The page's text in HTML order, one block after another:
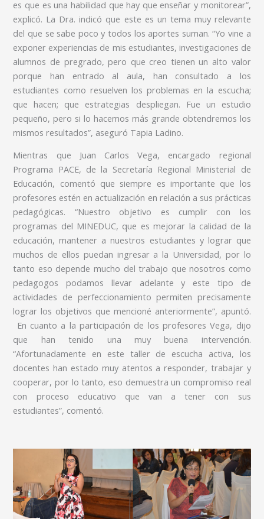
es que es una habilidad que hay que enseñar y monitorear”,
explicó. La Dra. indicó que este es un tema muy relevante
del que se sabe poco y todos los aportes suman. “Yo vine a
exponer experiencias de mis estudiantes, investigaciones de
alumnos de pregrado, pero que creo tienen un alto valor
porque han entrado al aula, han consultado a los
estudiantes como resuelven los problemas en la escucha;
que hacen; que estrategias despliegan. Fue un estudio
pequeño, pero si lo hacemos más grande obtendremos los
mismos resultados”, aseguró Tapia Ladino.
Mientras que Juan Carlos Vega, encargado regional
Programa PACE, de la Secretaría Regional Ministerial de
Educación, comentó que siempre es importante que los
profesores estén en actualización en relación a sus prácticas
pedagógicas. “Nuestro objetivo es cumplir con los
programas del MINEDUC, que es mejorar la calidad de la
educación, mantener a nuestros estudiantes y lograr que
muchos de ellos puedan ingresar a la Universidad, por lo
tanto eso depende mucho del trabajo que nosotros como
pedagogos podamos llevar adelante y este tipo de
actividades de perfeccionamiento permiten precisamente
lograr los objetivos que mencioné anteriormente”, apuntó.
En cuanto a la participación de los profesores Vega, dijo
que han tenido una muy buena intervención.
“Afortunadamente en este taller de escucha activa, los
docentes han estado muy atentos a responder, trabajar y
cooperar, por lo tanto, eso demuestra un compromiso real
con proceso educativo que van a tener con sus
estudiantes”, comentó.